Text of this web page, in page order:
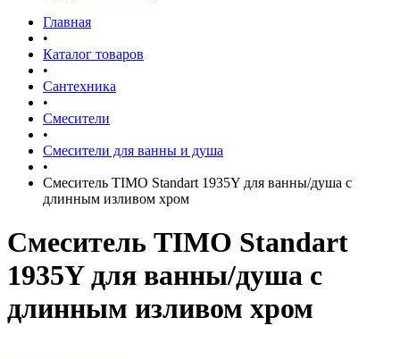
Главная
•
Каталог товаров
•
Сантехника
•
Смесители
•
Смесители для ванны и душа
•
Смеситель TIMO Standart 1935Y для ванны/душа с
длинным изливом хром
Смеситель TIMO Standart
1935Y для ванны/душа с
длинным изливом хром